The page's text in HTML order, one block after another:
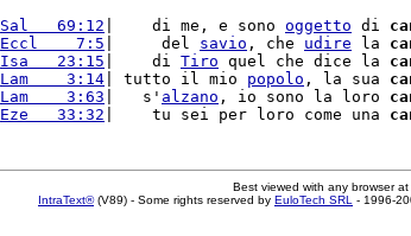
Sal   69:12 |    di me, e sono oggetto di
Eccl    7:5 |     del savio , che udire la
Isa   23:15 |    di Tiro quel che dice la
Lam    3:14 | tutto il mio popolo , la sua
Lam    3:63 |   s' alzano , io sono la loro
Eze   33:32 |    tu sei per loro come una
Best viewed with any browser
IntraText®(V89) - Some rights reserved by EuloTech SRL - 1996-